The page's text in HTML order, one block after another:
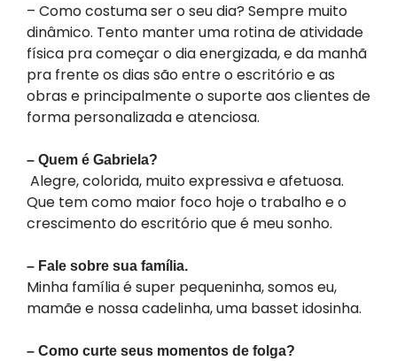
– Como costuma ser o seu dia? Sempre muito
dinâmico. Tento manter uma rotina de atividade
física pra começar o dia energizada, e da manhã
pra frente os dias são entre o escritório e as
obras e principalmente o suporte aos clientes de
forma personalizada e atenciosa.
– Quem é Gabriela?
Alegre, colorida, muito expressiva e afetuosa.
Que tem como maior foco hoje o trabalho e o
crescimento do escritório que é meu sonho.
– Fale sobre sua família.
Minha família é super pequeninha, somos eu,
mamãe e nossa cadelinha, uma basset idosinha.
– Como curte seus momentos de folga?